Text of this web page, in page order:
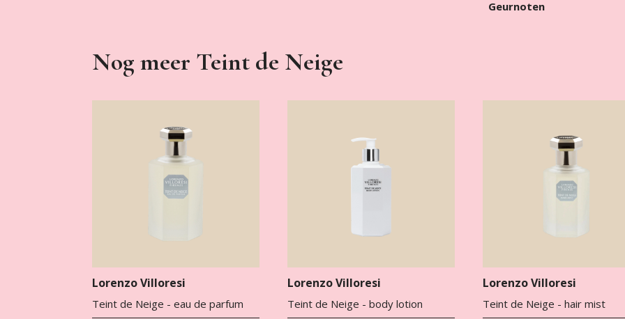
Geurnoten
Nog meer Teint de Neige
Lorenzo Villoresi
Teint de Neige - eau de parfum
Lorenzo Villoresi
Teint de Neige - body lotion
Lorenzo Villoresi
Teint de Neige - hair mist